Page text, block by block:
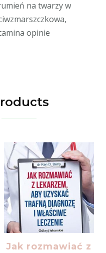
na twarzy w
opinie
Jak rozmawiać z